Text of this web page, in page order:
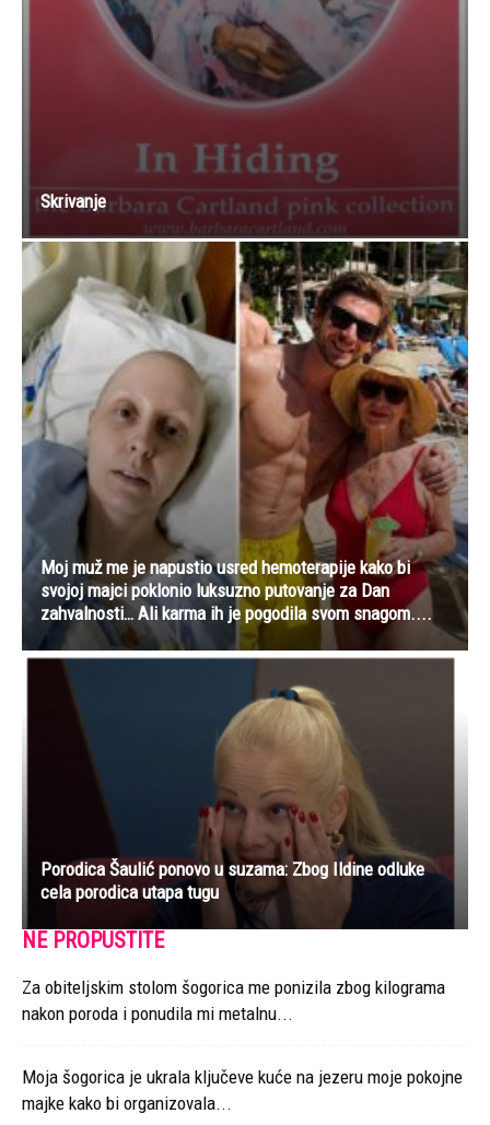
Skrivanje
Moj muž me je napustio usred hemoterapije kako bi
svojoj majci poklonio luksuzno putovanje za Dan
zahvalnosti… Ali karma ih je pogodila svom snagom....
Porodica Šaulić ponovo u suzama: Zbog Ildine odluke
cela porodica utapa tugu
NE PROPUSTITE
Za obiteljskim stolom šogorica me ponizila zbog kilograma
nakon poroda i ponudila mi metalnu...
Moja šogorica je ukrala ključeve kuće na jezeru moje pokojne
majke kako bi organizovala...